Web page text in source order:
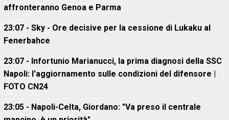
affronteranno Genoa e Parma
23:07 - Sky - Ore decisive per la cessione di Lukaku al
Fenerbahce
23:07 - Infortunio Marianucci, la prima diagnosi della SSC
Napoli: l'aggiornamento sulle condizioni del difensore |
FOTO CN24
23:05 - Napoli-Celta, Giordano: "Va preso il centrale